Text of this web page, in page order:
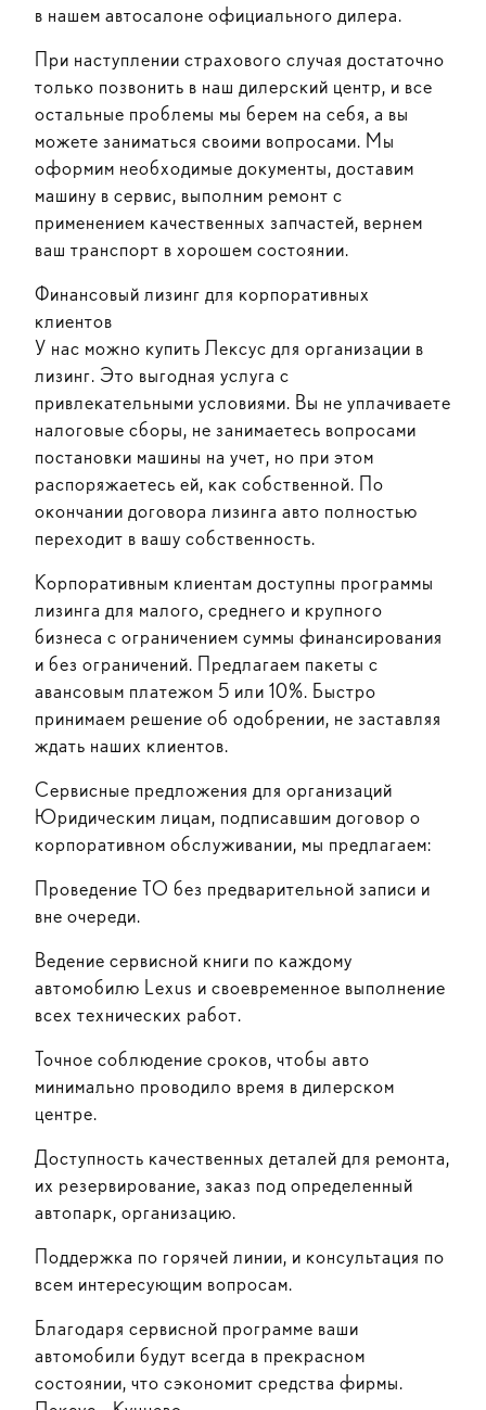
в нашем автосалоне официального дилера.
При наступлении страхового случая достаточно
только позвонить в наш дилерский центр, и все
остальные проблемы мы берем на себя, а вы
можете заниматься своими вопросами. Мы
оформим необходимые документы, доставим
машину в сервис, выполним ремонт с
применением качественных запчастей, вернем
ваш транспорт в хорошем состоянии.
Финансовый лизинг для корпоративных
клиентов
У нас можно купить Лексус для организации в
лизинг. Это выгодная услуга с
привлекательными условиями. Вы не уплачиваете
налоговые сборы, не занимаетесь вопросами
постановки машины на учет, но при этом
распоряжаетесь ей, как собственной. По
окончании договора лизинга авто полностью
переходит в вашу собственность.
Корпоративным клиентам доступны программы
лизинга для малого, среднего и крупного
бизнеса с ограничением суммы финансирования
и без ограничений. Предлагаем пакеты с
авансовым платежом 5 или 10%. Быстро
принимаем решение об одобрении, не заставляя
ждать наших клиентов.
Сервисные предложения для организаций
Юридическим лицам, подписавшим договор о
корпоративном обслуживании, мы предлагаем:
Проведение ТО без предварительной записи и
вне очереди.
Ведение сервисной книги по каждому
автомобилю Lexus и своевременное выполнение
всех технических работ.
Точное соблюдение сроков, чтобы авто
минимально проводило время в дилерском
центре.
Доступность качественных деталей для ремонта,
их резервирование, заказ под определенный
автопарк, организацию.
Поддержка по горячей линии, и консультация по
всем интересующим вопросам.
Благодаря сервисной программе ваши
автомобили будут всегда в прекрасном
состоянии, что сэкономит средства фирмы.